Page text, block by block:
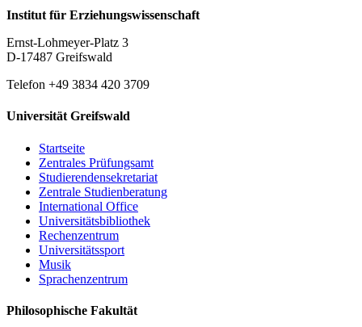
Institut für Erziehungswissenschaft
Ernst-Lohmeyer-Platz 3
D-17487 Greifswald
Telefon +49 3834 420 3709
Universität Greifswald
Startseite
Zentrales Prüfungsamt
Studierendensekretariat
Zentrale Studienberatung
International Office
Universitätsbibliothek
Rechenzentrum
Universitätssport
Musik
Sprachenzentrum
Philosophische Fakultät